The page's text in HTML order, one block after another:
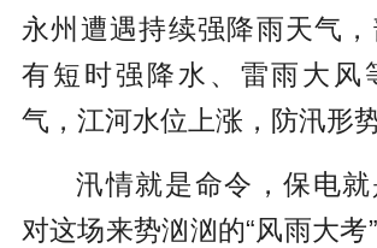
永州遭遇持续强降雨天气
有短时强降水、雷雨大风
气，江河水位上涨，防汛形势
汛情就是命令，保电
对这场来势汹汹的“风雨大考